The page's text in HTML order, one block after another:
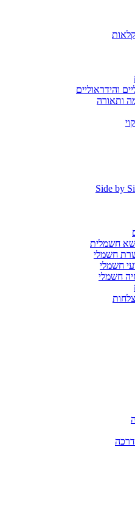
והידראוליים
ותאורה
חשמלית
חשמלי
חשמלי
חשמלי